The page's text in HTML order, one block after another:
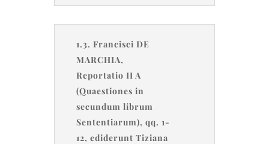
1.3. Francisci DE
MARCHIA,
Reportatio II A
(Quaestiones in
secundum librum
Sententiarum), qq. 1-
12, ediderunt Tiziana